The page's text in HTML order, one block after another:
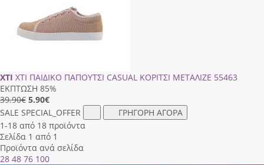
XTI XTI ΠΑΙΔΙΚΟ ΠΑΠΟΥΤΣΙ CASUAL ΚΟΡΙΤΣΙ ΜΕΤΑΛΙΖΕ 55463
ΕΚΠΤΩΣΗ 85%
39.90€ 5.90€
SALE SPECIAL_OFFER
ΓΡΗΓΟΡΗ ΑΓΟΡΑ
1-18 από 18 προϊόντα
Σελίδα 1 από 1
Προϊόντα ανά σελίδα
28 48 76 100